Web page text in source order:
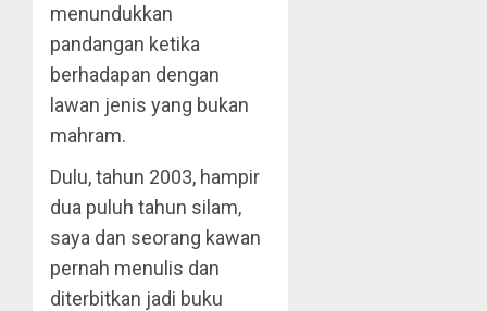
menundukkan
pandangan ketika
berhadapan dengan
lawan jenis yang bukan
mahram.
Dulu, tahun 2003, hampir
dua puluh tahun silam,
saya dan seorang kawan
pernah menulis dan
diterbitkan jadi buku